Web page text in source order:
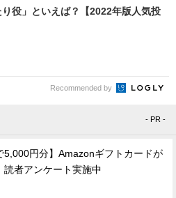
り役」といえば？【2022年版人気投
Recommended by
- PR -
5,000円分】Amazonギフトカードが
読者アンケート実施中